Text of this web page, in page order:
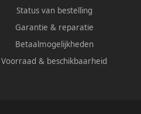
Status van bestelling
Garantie & reparatie
Betaalmogelijkheden
Voorraad & beschikbaarheid